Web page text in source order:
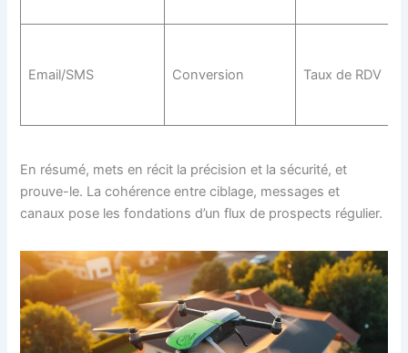
Email/SMS Conversion Taux de RDV
En résumé, mets en récit la précision et la sécurité, et
prouve-le. La cohérence entre ciblage, messages et
canaux pose les fondations d’un flux de prospects régulier.